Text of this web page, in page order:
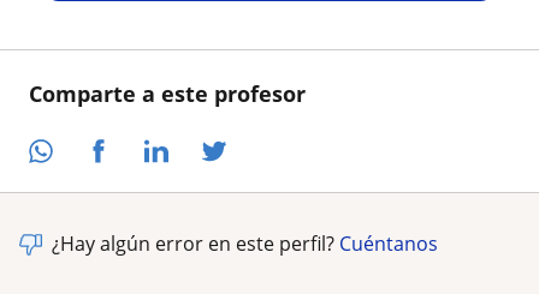
Comparte a este profesor
¿Hay algún error en este perfil? Cuéntanos